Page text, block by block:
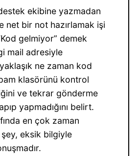
ekibine yazmadan
net bir not hazırlamak işi
gelmiyor” demek
mail adresiyle
ne zaman kod
klasörünü kontrol
ve tekrar gönderme
yapmadığını belirt.
en çok zaman
eksik bilgiyle